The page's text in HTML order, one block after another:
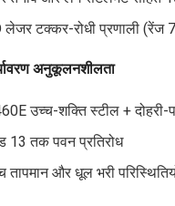
लेजर टक्कर-रोधी प्रणाली (रेंज
अनुकूलनशीलता
उच्च-शक्ति स्टील +
13 तक पवन प्रतिरोध
तापमान और धूल भरी